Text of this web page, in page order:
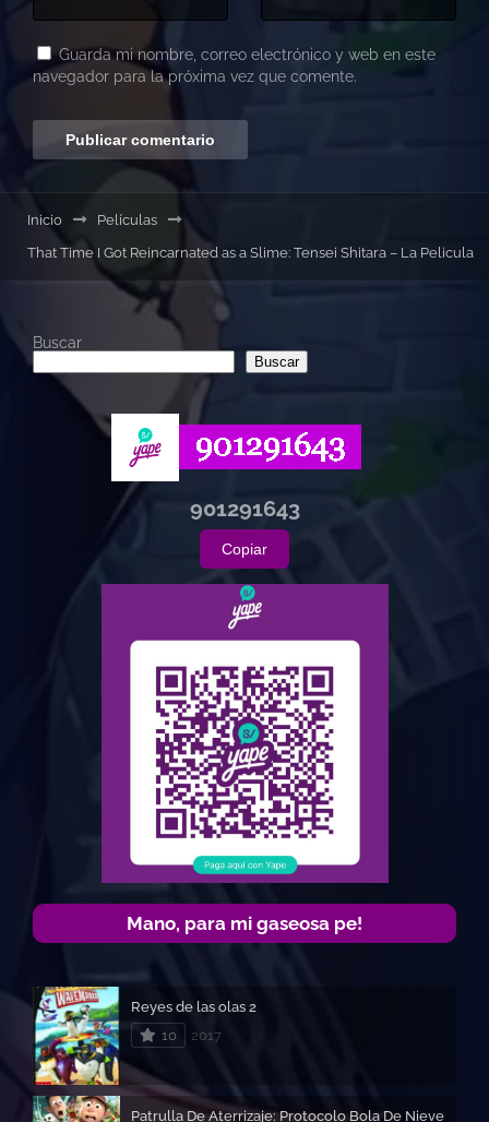
Guarda mi nombre, correo electrónico y web en este
navegador para la próxima vez que comente.
Inicio
Películas
That Time I Got Reincarnated as a Slime: Tensei Shitara – La Pelicula
Buscar
Buscar
901291643
Copiar
Mano, para mi gaseosa pe!
Reyes de las olas 2
10
2017
Patrulla De Aterrizaje: Protocolo Bola De Nieve